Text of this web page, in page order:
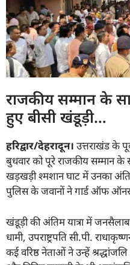
राजकीय सम्मान के
हुए बीसी खंडूड़ी…
हरिद्वार/देहरादून। उत्तराखंड के
बुधवार को पूरे राजकीय सम्मान के
खड़खड़ी श्मशान घाट में उनका
पुलिस के जवानों ने गार्ड ऑफ
खंडूड़ी की अंतिम यात्रा में
धामी, उपराष्ट्रपति सी.पी.
कई वरिष्ठ नेताओं ने उन्हें श्रद्धांजलि